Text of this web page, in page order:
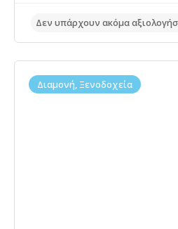
Διαμονή, Ξενοδοχεία